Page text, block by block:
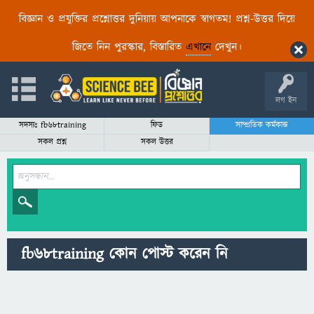
বিজ্ঞান ও প্রযুক্তির প্রশ্নোত্তর দুনিয়ায় আপনাকে স্বাগতম! প্রশ্ন-উত্তর দিয়ে
জিতে নিন পুরস্কার, বিস্তারিত এখানেদেখুন।
লগ ইন
সদস্যঃ fb68training ফিড
সাম্প্রতিক কর্মকান্ড
সকল প্রশ্ন
সকল উত্তর
fb68training কোন পোস্ট করেন নি